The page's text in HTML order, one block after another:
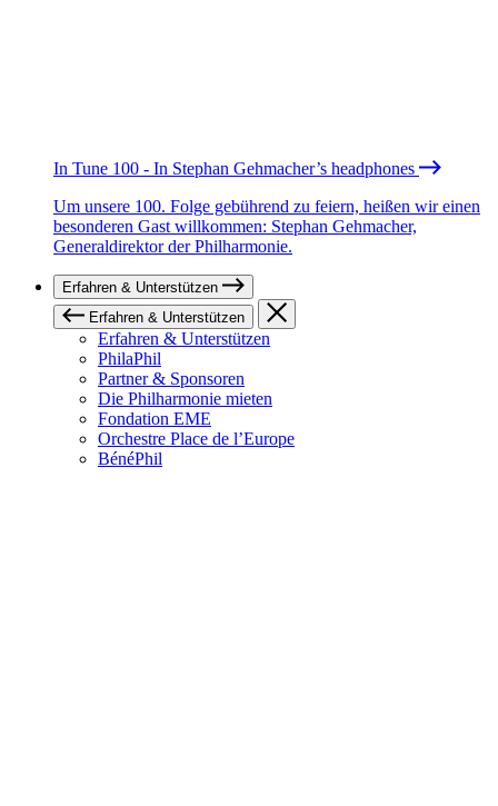
In Tune 100 - In Stephan Gehmacher’s headphones
Um unsere 100. Folge gebührend zu feiern, heißen wir einen
besonderen Gast willkommen: Stephan Gehmacher,
Generaldirektor der Philharmonie.
Erfahren & Unterstützen
Erfahren & Unterstützen
Erfahren & Unterstützen
PhilaPhil
Partner & Sponsoren
Die Philharmonie mieten
Fondation EME
Orchestre Place de l’Europe
BénéPhil